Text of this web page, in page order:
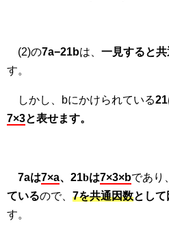
(2)の7a−21bは、 一見すると
す。
しかし、bにかけられている
7×3と表せます。
7aは7×a、21bは7×3×bであり、
ているので、 7を共通因数とし
す。